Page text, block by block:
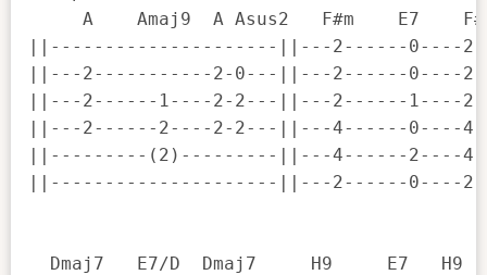
A    Amaj9  A Asus2   F#m    E7
||---------------------||---2------0----
||---2-----------2-0---||---2------0----
||---2------1----2-2---||---2------1----
||---2------2----2-2---||---4------0----
||---------(2)---------||---4------2----
||---------------------||---2------0----
Dmaj7   E7/D  Dmaj7     H9     E7   H9